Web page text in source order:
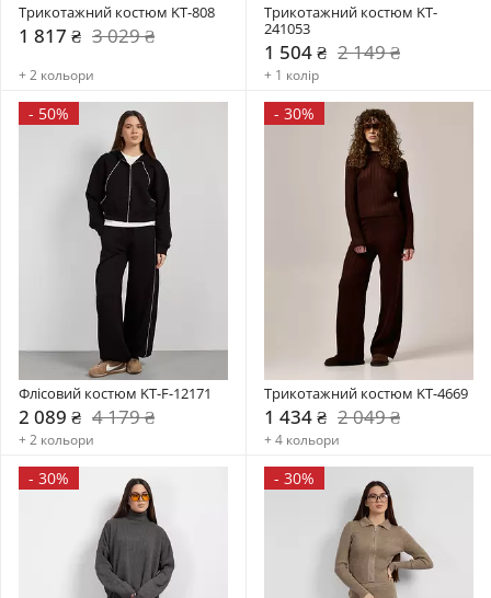
Трикотажний костюм KT-808
1 817 ₴ 3 029 ₴
+ 2 кольори
Трикотажний костюм KT-
241053
1 504 ₴ 2 149 ₴
+ 1 колір
- 50%
Флісовий костюм KT-F-12171
2 089 ₴ 4 179 ₴
+ 2 кольори
- 30%
Трикотажний костюм KT-4669
1 434 ₴ 2 049 ₴
+ 4 кольори
- 30% - 30%